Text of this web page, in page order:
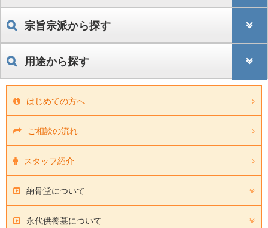
宗旨宗派から探す
用途から探す
はじめての方へ
ご相談の流れ
スタッフ紹介
納骨堂について
永代供養墓について